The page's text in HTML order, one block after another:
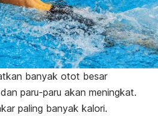
banyak otot besar
paru-paru akan meningkat.
paling banyak kalori.